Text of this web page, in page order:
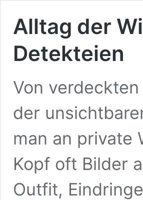
Alltag der
Detekteien
Von
der
man an private
Kopf oft Bilder
Outfit,